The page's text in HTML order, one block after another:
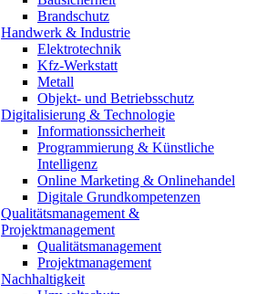
Brandschutz
Handwerk & Industrie
Elektrotechnik
Kfz-Werkstatt
Metall
Objekt- und Betriebsschutz
Digitalisierung & Technologie
Informationssicherheit
Programmierung & Künstliche
Intelligenz
Online Marketing & Onlinehandel
Digitale Grundkompetenzen
Qualitätsmanagement &
Projektmanagement
Qualitätsmanagement
Projektmanagement
Nachhaltigkeit